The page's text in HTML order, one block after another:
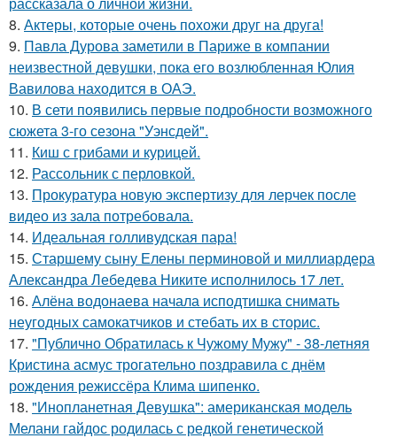
8. Актеры, которые очень похожи друг на друга!
9. Павла Дурова заметили в Париже в компании
неизвестной девушки, пока его возлюбленная Юлия
Вавилова находится в ОАЭ.
10. В сети появились первые подробности возможного
сюжета 3-го сезона "Уэнсдей".
11. Киш с грибами и курицей.
12. Рассольник с перловкой.
13. Прокуратура новую экспертизу для лерчек после
видео из зала потребовала.
14. Идеальная голливудская пара!
15. Старшему сыну Елены перминовой и миллиардера
Александра Лебедева Никите исполнилось 17 лет.
16. Алёна водонаева начала исподтишка снимать
неугодных самокатчиков и стебать их в сторис.
17. "Публично Обратилась к Чужому Мужу" - 38-летняя
Кристина асмус трогательно поздравила с днём
рождения режиссёра Клима шипенко.
18. "Инопланетная Девушка": американская модель
Мелани гайдос родилась с редкой генетической